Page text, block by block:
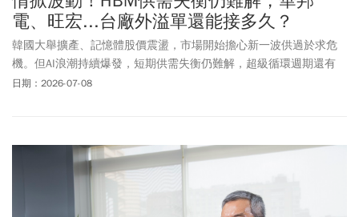
電、旺宏...台廠外溢單還能接多久？
韓國大舉擴產、記憶體股價震盪，市場開始擔心新一波供過於求危
機。但AI浪潮持續爆發，短期供需失衡仍難解，超級循環週期還有
戲？
日期：2026-07-08